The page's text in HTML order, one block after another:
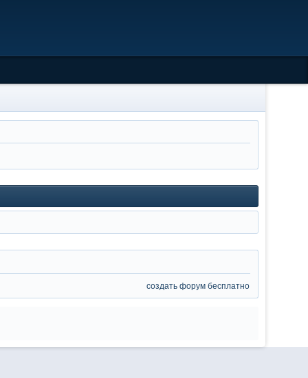
создать форум бесплатно